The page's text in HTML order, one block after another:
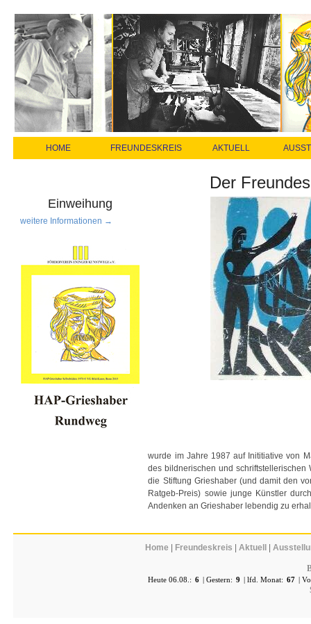
HOME FREUNDESKREIS AKTUELL
Der
Einweihung
weitere Informationen →
wurde im Jahre 1987 auf Inititiative von
des bildnerischen und
die Stiftung Grieshaber (und damit den
Ratgeb-Preis) sowie junge Künstler
Andenken an Grieshaber lebendig zu
Home | Freundeskreis | Aktuell |